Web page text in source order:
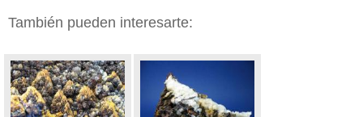
También pueden interesarte:
Calcita-Limonita-
Dolomita
Calcita-Limonita-
Dolomita